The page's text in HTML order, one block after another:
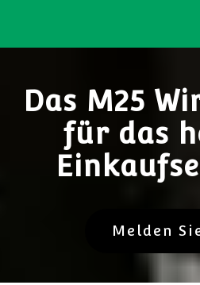
Das M25
für das
Melden